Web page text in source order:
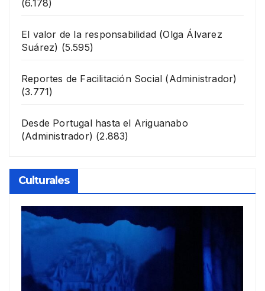
(6.178)
El valor de la responsabilidad (Olga Álvarez
Suárez) (5.595)
Reportes de Facilitación Social (Administrador)
(3.771)
Desde Portugal hasta el Ariguanabo
(Administrador) (2.883)
Culturales